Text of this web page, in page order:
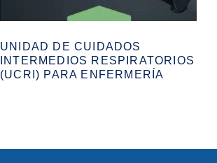
UNIDAD DE CUIDADOS
INTERMEDIOS RESPIRATORIOS
(UCRI) PARA ENFERMERÍA